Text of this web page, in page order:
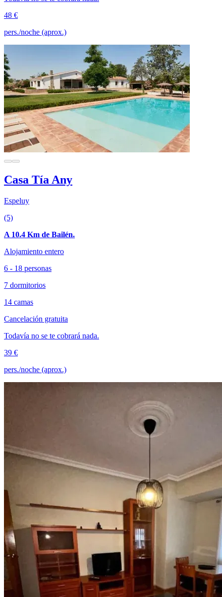
48 €
pers./noche (aprox.)
Casa Tía Any
Espeluy
(5)
A 10.4 Km de Bailén.
Alojamiento entero
6 - 18 personas
7 dormitorios
14 camas
Cancelación gratuita
Todavía no se te cobrará nada.
39 €
pers./noche (aprox.)